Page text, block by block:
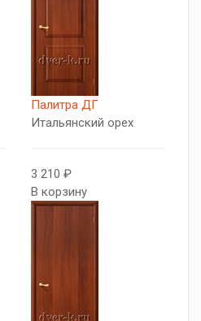
Палитра ДГ
Итальянский орех
3 210 ₽
В корзину